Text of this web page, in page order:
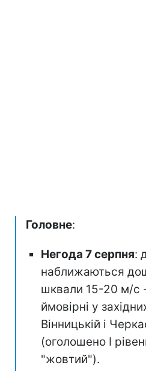
Головне:
Негода 7 серпня:
наближаються
шквали 15-20 м/с
ймовірні у
Вінницькій і
(оголошено I
"жовтий").